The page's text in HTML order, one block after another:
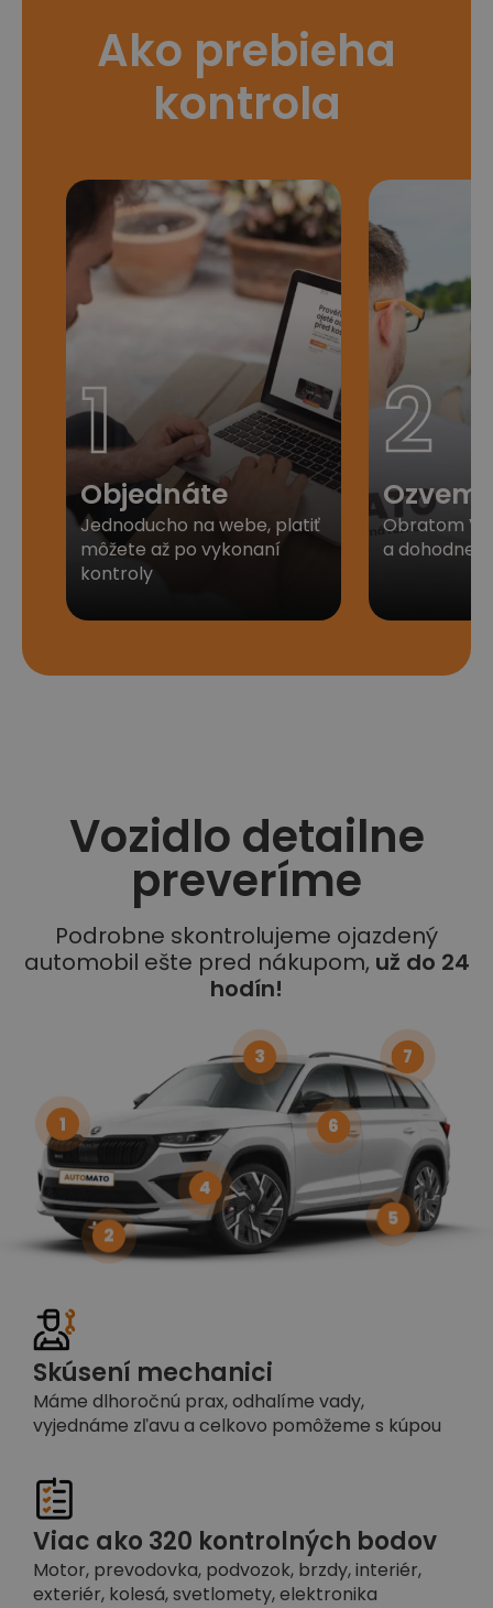
Ako prebieha
kontrola
1
Objednáte
Jednoducho na webe, platiť
môžete až po vykonaní
kontroly
2
Obratom
a
Vozidlo detailne
preveríme
Podrobne skontrolujeme ojazdený
automobil ešte pred nákupom, už do 24
hodín!
Skúsení mechanici
Máme dlhoročnú prax, odhalíme vady,
vyjednáme zľavu a celkovo pomôžeme s kúpou
Viac ako 320 kontrolných bodov
Motor, prevodovka, podvozok, brzdy, interiér,
exteriér, kolesá, svetlomety, elektronika
1
2
3
4
5
6
7